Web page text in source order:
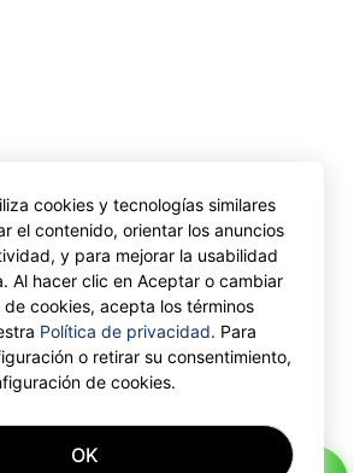
cookies y tecnologías similares
el contenido, orientar los anuncios
y para mejorar la usabilidad
Al hacer clic en Aceptar o cambiar
cookies, acepta los términos
Política de privacidad. Para
o retirar su consentimiento,
de cookies.
OK